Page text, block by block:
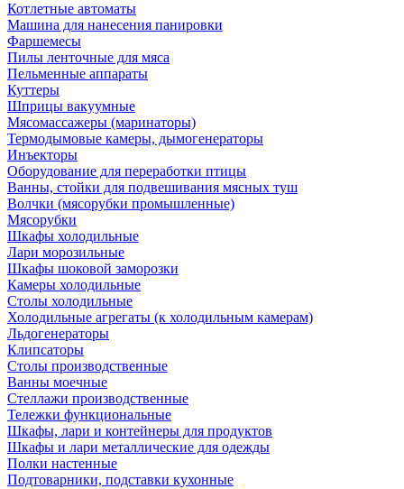
Котлетные автоматы
Машина для нанесения панировки
Фаршемесы
Пилы ленточные для мяса
Пельменные аппараты
Куттеры
Шприцы вакуумные
Мясомассажеры (маринаторы)
Термодымовые камеры, дымогенераторы
Инъекторы
Оборудование для переработки птицы
Ванны, стойки для подвешивания мясных туш
Волчки (мясорубки промышленные)
Мясорубки
Шкафы холодильные
Лари морозильные
Шкафы шоковой заморозки
Камеры холодильные
Столы холодильные
Холодильные агрегаты (к холодильным камерам)
Льдогенераторы
Клипсаторы
Столы производственные
Ванны моечные
Стеллажи производственные
Тележки функциональные
Шкафы, лари и контейнеры для продуктов
Шкафы и лари металлические для одежды
Полки настенные
Подтоварники, подставки кухонные